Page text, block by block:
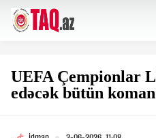
UEFA Çempionlar
edəcək bütün